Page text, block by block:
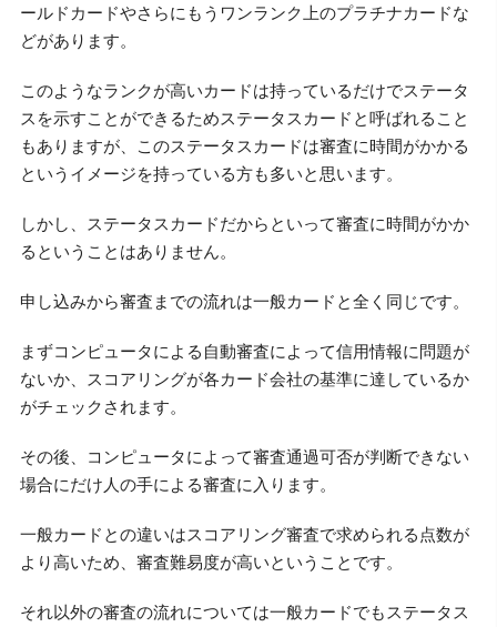
ールドカードやさらにもうワンランク上のプラチナカードな
どがあります。
このようなランクが高いカードは持っているだけでステータ
スを示すことができるためステータスカードと呼ばれること
もありますが、このステータスカードは審査に時間がかかる
というイメージを持っている方も多いと思います。
しかし、ステータスカードだからといって審査に時間がかか
るということはありません。
申し込みから審査までの流れは一般カードと全く同じです。
まずコンピュータによる自動審査によって信用情報に問題が
ないか、スコアリングが各カード会社の基準に達しているか
がチェックされます。
その後、コンピュータによって審査通過可否が判断できない
場合にだけ人の手による審査に入ります。
一般カードとの違いはスコアリング審査で求められる点数が
より高いため、審査難易度が高いということです。
それ以外の審査の流れについては一般カードでもステータス